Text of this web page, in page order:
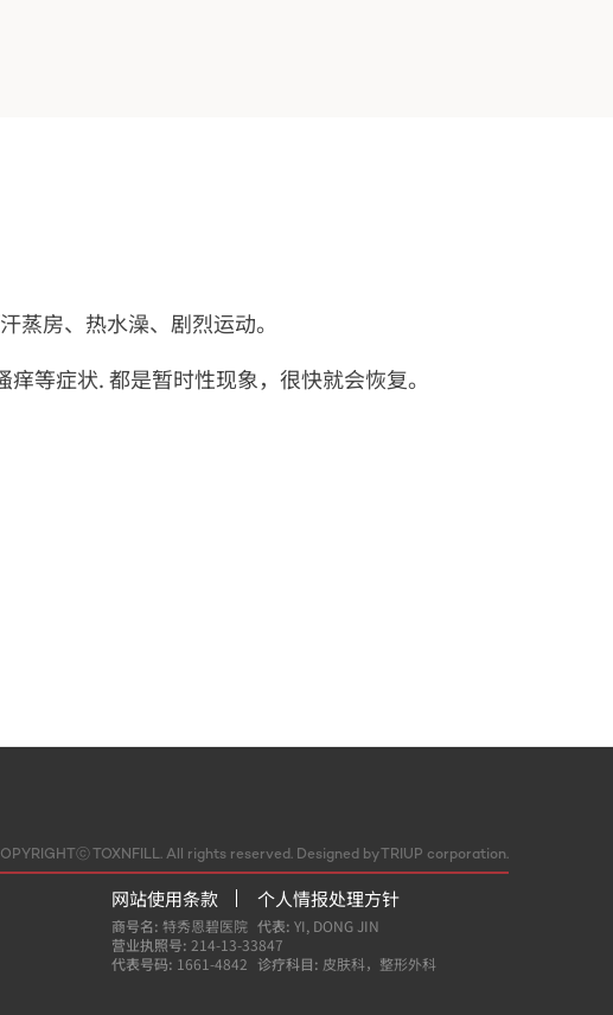
蒸房、热水澡、剧烈运动。
等症状. 都是暂时性现象，很快就会恢复。
TOXNFILL. All rights reserved. Designed by TRIUP corporation.
网站使用条款 个人情报处理方针
商号名: 特秀恩碧医院 代表: YI, DONG JIN
营业执照号: 214-13-33847
代表号码: 1661-4842 诊疗科目: 皮肤科，整形外科